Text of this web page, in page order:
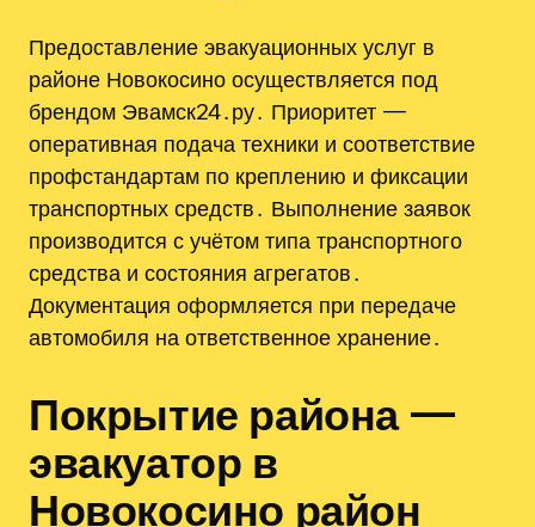
Предоставление эвакуационных услуг в
районе Новокосино осуществляется под
брендом Эвамск24․ру․ Приоритет —
оперативная подача техники и соответствие
профстандартам по креплению и фиксации
транспортных средств․ Выполнение заявок
производится с учётом типа транспортного
средства и состояния агрегатов․
Документация оформляется при передаче
автомобиля на ответственное хранение․
Покрытие района —
эвакуатор в
Новокосино район